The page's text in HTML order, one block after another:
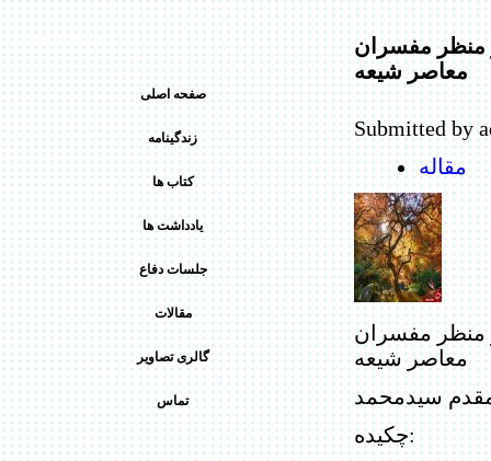
پیوند های اصلی
صفحه اصلی
زندگینامه
کتاب ها
يادداشت ها
جلسات دفاع
مقالات
گالری تصاویر
تماس
منظر مفسران
معاصر شيعه
Submitted by
مقاله
منظر مفسران
معاصر شيعه
سيدمحمد
چکیده: